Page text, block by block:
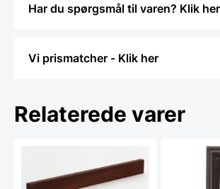
Har du spørgsmål til varen? Klik her
Vi prismatcher - Klik her
Relaterede varer